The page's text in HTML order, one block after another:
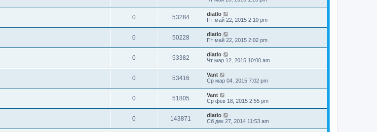
0 53284
diatlo
Пт май 22, 2015 2:10 pm
0 50228
diatlo
Пт май 22, 2015 2:02 pm
0 53382
diatlo
Чт мар 12, 2015 10:00 am
0 53416
Vant
Ср мар 04, 2015 7:02 pm
0 51805
Vant
Ср фев 18, 2015 2:55 pm
0 143871
diatlo
Сб дек 27, 2014 11:53 am